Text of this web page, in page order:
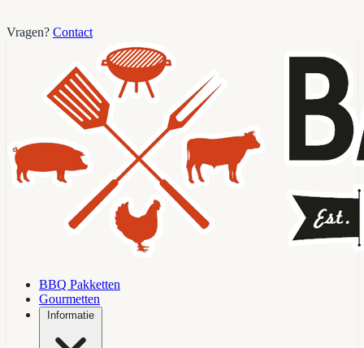
Vragen? Contact
BBQ Pakketten
Gourmetten
Informatie